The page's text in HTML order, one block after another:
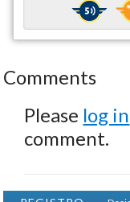
Comments
Please log in
comment.